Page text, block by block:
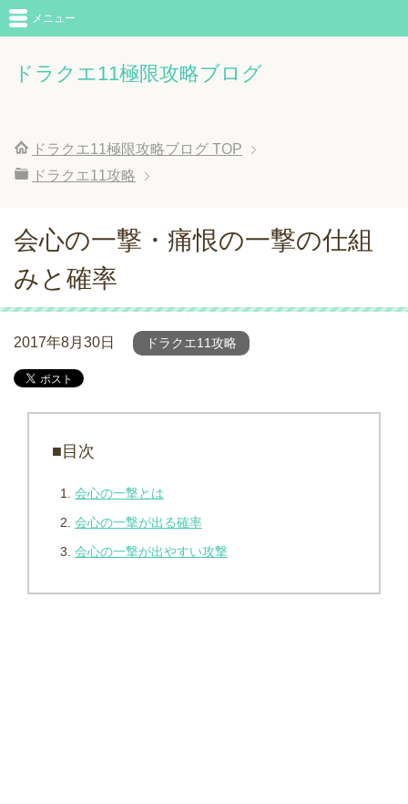
ドラクエ11極限攻略ブログ
メニュー
ドラクエ11極限攻略ブログ TOP
ドラクエ11攻略
会心の一撃・痛恨の一撃の仕組
みと確率
2017年8月30日 ドラクエ11攻略
■目次
会心の一撃とは
会心の一撃が出る確率
会心の一撃が出やすい攻撃